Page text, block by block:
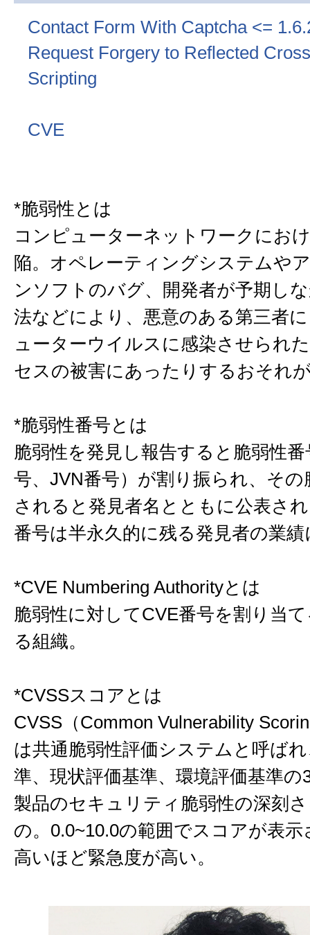
Contact Form With Captcha <=
Request Forgery to Reflected
Scripting
CVE
*脆弱性とは
コンピューターネットワークにお
陥。オペレーティングシステムや
ンソフトのバグ、開発者が予期し
法などにより、悪意のある第三者
ューターウイルスに感染させられ
セスの被害にあったりするおそれ
*脆弱性番号とは
脆弱性を発見し報告すると脆弱性
号、JVN番号）が割り振られ、その
されると発見者名とともに公表さ
番号は半永久的に残る発見者の業
*CVE Numbering Authorityとは
脆弱性に対してCVE番号を割り当
る組織。
*CVSSスコアとは
CVSS（Common Vulnerability
は共通脆弱性評価システムと呼ば
準、現状評価基準、環境評価基準の
製品のセキュリティ脆弱性の深刻
の。0.0~10.0の範囲でスコアが表
高いほど緊急度が高い。